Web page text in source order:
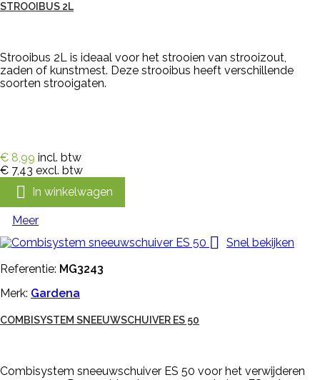
STROOIBUS 2L
Strooibus 2L is ideaal voor het strooien van strooizout,
zaden of kunstmest. Deze strooibus heeft verschillende
soorten strooigaten.
€ 8,99 incl. btw
€ 7,43 excl. btw
 In winkelwagen
Meer

Snel bekijken
Referentie: MG3243
Merk: Gardena
COMBISYSTEM SNEEUWSCHUIVER ES 50
Combisystem sneeuwschuiver ES 50 voor het verwijderen